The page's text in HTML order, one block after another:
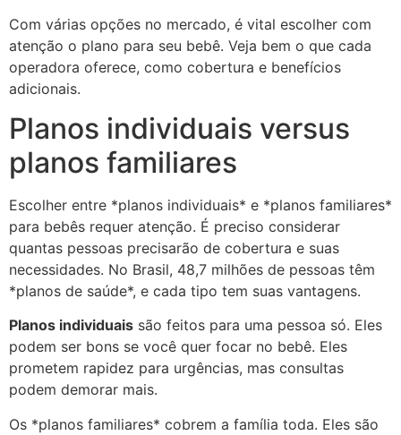
Com várias opções no mercado, é vital escolher com
atenção o plano para seu bebê. Veja bem o que cada
operadora oferece, como cobertura e benefícios
adicionais.
Planos individuais versus
planos familiares
Escolher entre *planos individuais* e *planos familiares*
para bebês requer atenção. É preciso considerar
quantas pessoas precisarão de cobertura e suas
necessidades. No Brasil, 48,7 milhões de pessoas têm
*planos de saúde*, e cada tipo tem suas vantagens.
Planos individuais são feitos para uma pessoa só. Eles
podem ser bons se você quer focar no bebê. Eles
prometem rapidez para urgências, mas consultas
podem demorar mais.
Os *planos familiares* cobrem a família toda. Eles são